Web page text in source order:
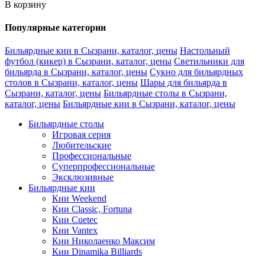
В корзину
Популярные категории
Бильярдные кии в Сызрани, каталог, цены Настольный
футбол (кикер) в Сызрани, каталог, цены Светильники для
бильярда в Сызрани, каталог, цены Сукно для бильярдных
столов в Сызрани, каталог, цены Шары для бильярда в
Сызрани, каталог, цены Бильярдные столы в Сызрани,
каталог, цены Бильярдные кии в Сызрани, каталог, цены
Бильярдные столы
Игровая серия
Любительские
Профессиональные
Суперпрофессиональные
Эксклюзивные
Бильярдные кии
Кии Weekend
Кии Classic, Fortuna
Кии Cuetec
Кии Vantex
Кии Николаенко Максим
Кии Dinamika Billiards